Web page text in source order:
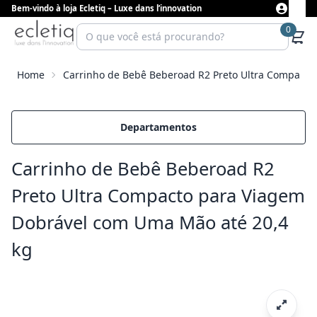
Bem-vindo à loja Ecletiq – Luxe dans l’innovation
0
Home Carrinho de Bebê Beberoad R2 Preto Ultra
Departamentos
Carrinho de Bebê Beberoad R2
Preto Ultra Compacto para Viagem
Dobrável com Uma Mão até 20,4
kg